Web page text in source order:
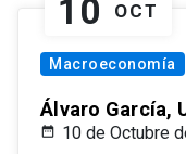
10 OCT
Macroeconomía
Álvaro García,
10 de Octubre